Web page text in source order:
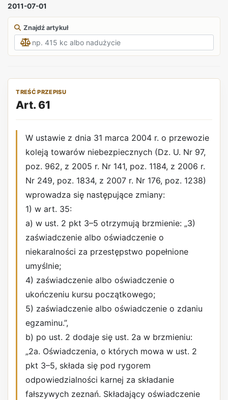
2011-07-01
Znajdź artykuł
TREŚĆ PRZEPISU
Art. 61
W ustawie z dnia 31 marca 2004 r. o przewozie
koleją towarów niebezpiecznych (Dz. U. Nr 97,
poz. 962, z 2005 r. Nr 141, poz. 1184, z 2006 r.
Nr 249, poz. 1834, z 2007 r. Nr 176, poz. 1238)
wprowadza się następujące zmiany:
1) w art. 35:
a) w ust. 2 pkt 3–5 otrzymują brzmienie: „3)
zaświadczenie albo oświadczenie o
niekaralności za przestępstwo popełnione
umyślnie;
4) zaświadczenie albo oświadczenie o
ukończeniu kursu początkowego;
5) zaświadczenie albo oświadczenie o zdaniu
egzaminu.”,
b) po ust. 2 dodaje się ust. 2a w brzmieniu:
„2a. Oświadczenia, o których mowa w ust. 2
pkt 3–5, składa się pod rygorem
odpowiedzialności karnej za składanie
fałszywych zeznań. Składający oświadczenie